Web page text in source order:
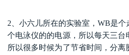
2 、小六儿所在的实验室， WB是个
个电泳仪的的电源，所以每天三台
所以很多时候为了节省时间，分